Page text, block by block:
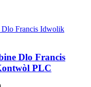
Dlo Francis
PLC